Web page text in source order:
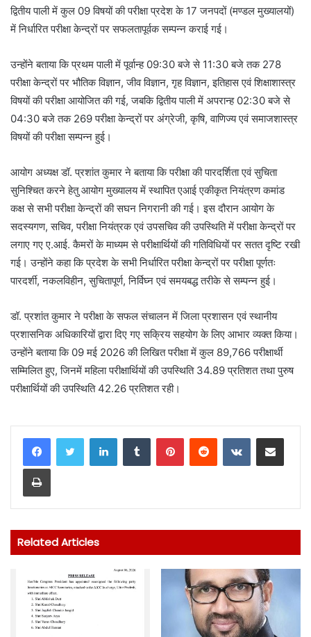
द्वितीय पाली में कुल 09 विषयों की परीक्षा प्रदेश के 17 जनपदों (मण्डल मुख्यालयों)
में निर्धारित परीक्षा केन्द्रों पर सफलतापूर्वक सम्पन्न कराई गई।
उन्होंने बताया कि प्रथम पाली में पूर्वान्ह 09:30 बजे से 11:30 बजे तक 278
परीक्षा केन्द्रों पर भौतिक विज्ञान, जीव विज्ञान, गृह विज्ञान, इतिहास एवं शिक्षाशास्त्र
विषयों की परीक्षा आयोजित की गई, जबकि द्वितीय पाली में अपरान्ह 02:30 बजे से
04:30 बजे तक 269 परीक्षा केन्द्रों पर अंग्रेजी, कृषि, वाणिज्य एवं समाजशास्त्र
विषयों की परीक्षा सम्पन्न हुई।
आयोग अध्यक्ष डॉ. प्रशांत कुमार ने बताया कि परीक्षा की पारदर्शिता एवं सुचिता
सुनिश्चित करने हेतु आयोग मुख्यालय में स्थापित एआई एकीकृत नियंत्रण कमांड
कक्ष से सभी परीक्षा केन्द्रों की सघन निगरानी की गई। इस दौरान आयोग के
सदस्यगण, सचिव, परीक्षा नियंत्रक एवं उपसचिव की उपस्थिति में परीक्षा केन्द्रों पर
लगाए गए ए.आई. कैमरों के माध्यम से परीक्षार्थियों की गतिविधियों पर सतत दृष्टि रखी
गई। उन्होंने कहा कि प्रदेश के सभी निर्धारित परीक्षा केन्द्रों पर परीक्षा पूर्णतः
पारदर्शी, नकलविहीन, सुचितापूर्ण, निर्विघ्न एवं समयबद्ध तरीके से सम्पन्न हुई।
डॉ. प्रशांत कुमार ने परीक्षा के सफल संचालन में जिला प्रशासन एवं स्थानीय
प्रशासनिक अधिकारियों द्वारा दिए गए सक्रिय सहयोग के लिए आभार व्यक्त किया।
उन्होंने बताया कि 09 मई 2026 की लिखित परीक्षा में कुल 89,766 परीक्षार्थी
सम्मिलित हुए, जिनमें महिला परीक्षार्थियों की उपस्थिति 34.89 प्रतिशत तथा पुरुष
परीक्षार्थियों की उपस्थिति 42.26 प्रतिशत रही।
LinkedInTumblr PinterestReddit VKontakteShare via Email
Print
Related Articles